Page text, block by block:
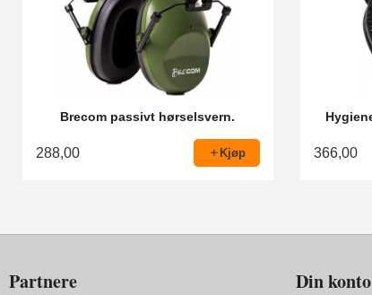
Brecom passivt hørselsvern.
288,00 Kjøp 366,00
Partnere Din konto